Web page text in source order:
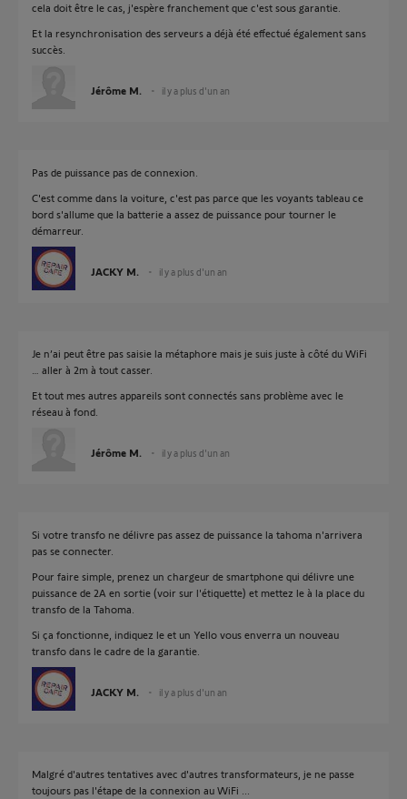
cela doit être le cas, j'espère franchement que c'est sous garantie.
Et la resynchronisation des serveurs a déjà été effectué également sans
succès.
Jérôme M. il y a plus d'un an
Pas de puissance pas de connexion.
C'est comme dans la voiture, c'est pas parce que les voyants tableau ce
bord s'allume que la batterie a assez de puissance pour tourner le
démarreur.
JACKY M. il y a plus d'un an
Je n’ai peut être pas saisie la métaphore mais je suis juste à côté du WiFi
… aller à 2m à tout casser.
Et tout mes autres appareils sont connectés sans problème avec le
réseau à fond.
Jérôme M. il y a plus d'un an
Si votre transfo ne délivre pas assez de puissance la tahoma n'arrivera
pas se connecter.
Pour faire simple, prenez un chargeur de smartphone qui délivre une
puissance de 2A en sortie (voir sur l'étiquette) et mettez le à la place du
transfo de la Tahoma.
Si ça fonctionne, indiquez le et un Yello vous enverra un nouveau
transfo dans le cadre de la garantie.
JACKY M. il y a plus d'un an
Malgré d'autres tentatives avec d'autres transformateurs, je ne passe
toujours pas l'étape de la connexion au WiFi ...